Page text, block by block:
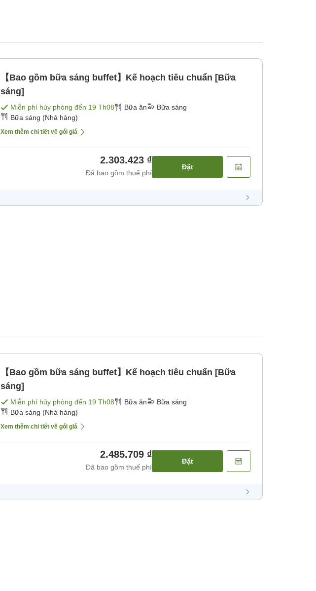
【Bao gồm bữa sáng buffet】Kế hoạch tiêu chuẩn [Bữa
sáng]
Miễn phí hủy phòng đến 19 Th08 Bữa ăn
Bữa sáng
Bữa sáng (Nhà hàng)
Xem thêm chi tiết về gói giá
2.303.423 ₫
Đã bao gồm thuế phí
Đặt
【Bao gồm bữa sáng buffet】Kế hoạch tiêu chuẩn [Bữa
sáng]
Miễn phí hủy phòng đến 19 Th08 Bữa ăn
Bữa sáng
Bữa sáng (Nhà hàng)
Xem thêm chi tiết về gói giá
2.485.709 ₫
Đã bao gồm thuế phí
Đặt